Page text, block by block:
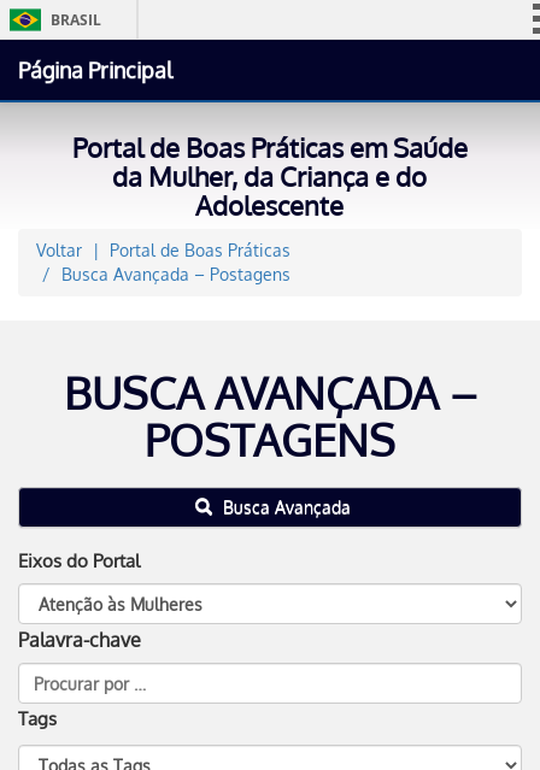
BRASIL
Acesso à informação
Página Principal
Portal de Boas Práticas em Saúde
da Mulher, da Criança e do
Adolescente
Voltar
Portal de Boas Práticas
Busca Avançada – Postagens
BUSCA AVANÇADA –
POSTAGENS
Busca Avançada
Eixos do Portal
Palavra-chave
Tags